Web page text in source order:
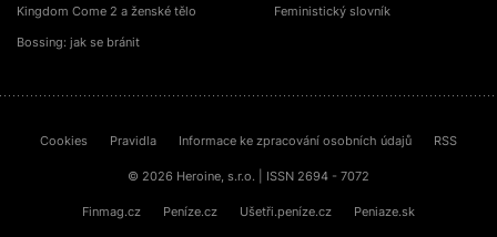
Kingdom Come 2 a ženské tělo
Bossing: jak se bránit
Feministický slovník
Cookies Pravidla Informace ke zpracování osobních údajů RSS
© 2026 Heroine, s.r.o. | ISSN 2694 - 7072
Finmag.cz Peníze.cz Ušetři.peníze.cz Peniaze.sk